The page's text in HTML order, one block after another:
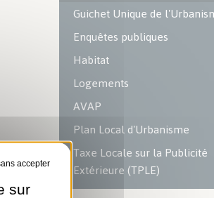
Guichet Unique de
Enquêtes publiques
Habitat
Logements
AVAP
Plan Local d'Urbanisme
Taxe Locale sur la Publicité
Extérieure (TPLE)
sur